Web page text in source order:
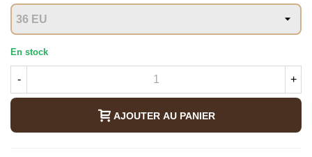
En stock
- +
AJOUTER AU PANIER